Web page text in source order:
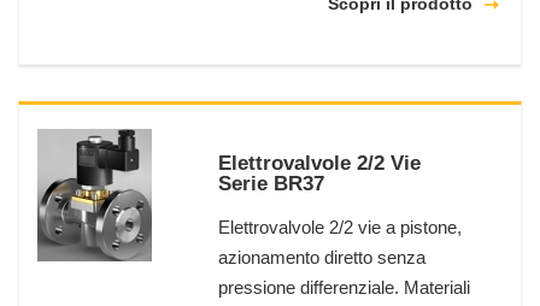
Elettrovalvole 2/2 Vie
Serie BR37
Elettrovalvole 2/2 vie a pistone,
azionamento diretto senza
pressione differenziale. Materiali